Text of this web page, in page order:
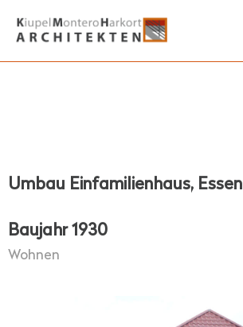
Umbau Einfamilienhaus, Essen
Baujahr 1930
Wohnen